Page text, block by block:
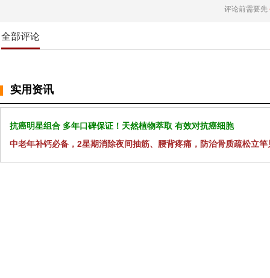
评论前需要先
全部评论
实用资讯
抗癌明星组合 多年口碑保证！天然植物萃取 有效对抗癌细胞
中老年补钙必备，2星期消除夜间抽筋、腰背疼痛，防治骨质疏松立竿